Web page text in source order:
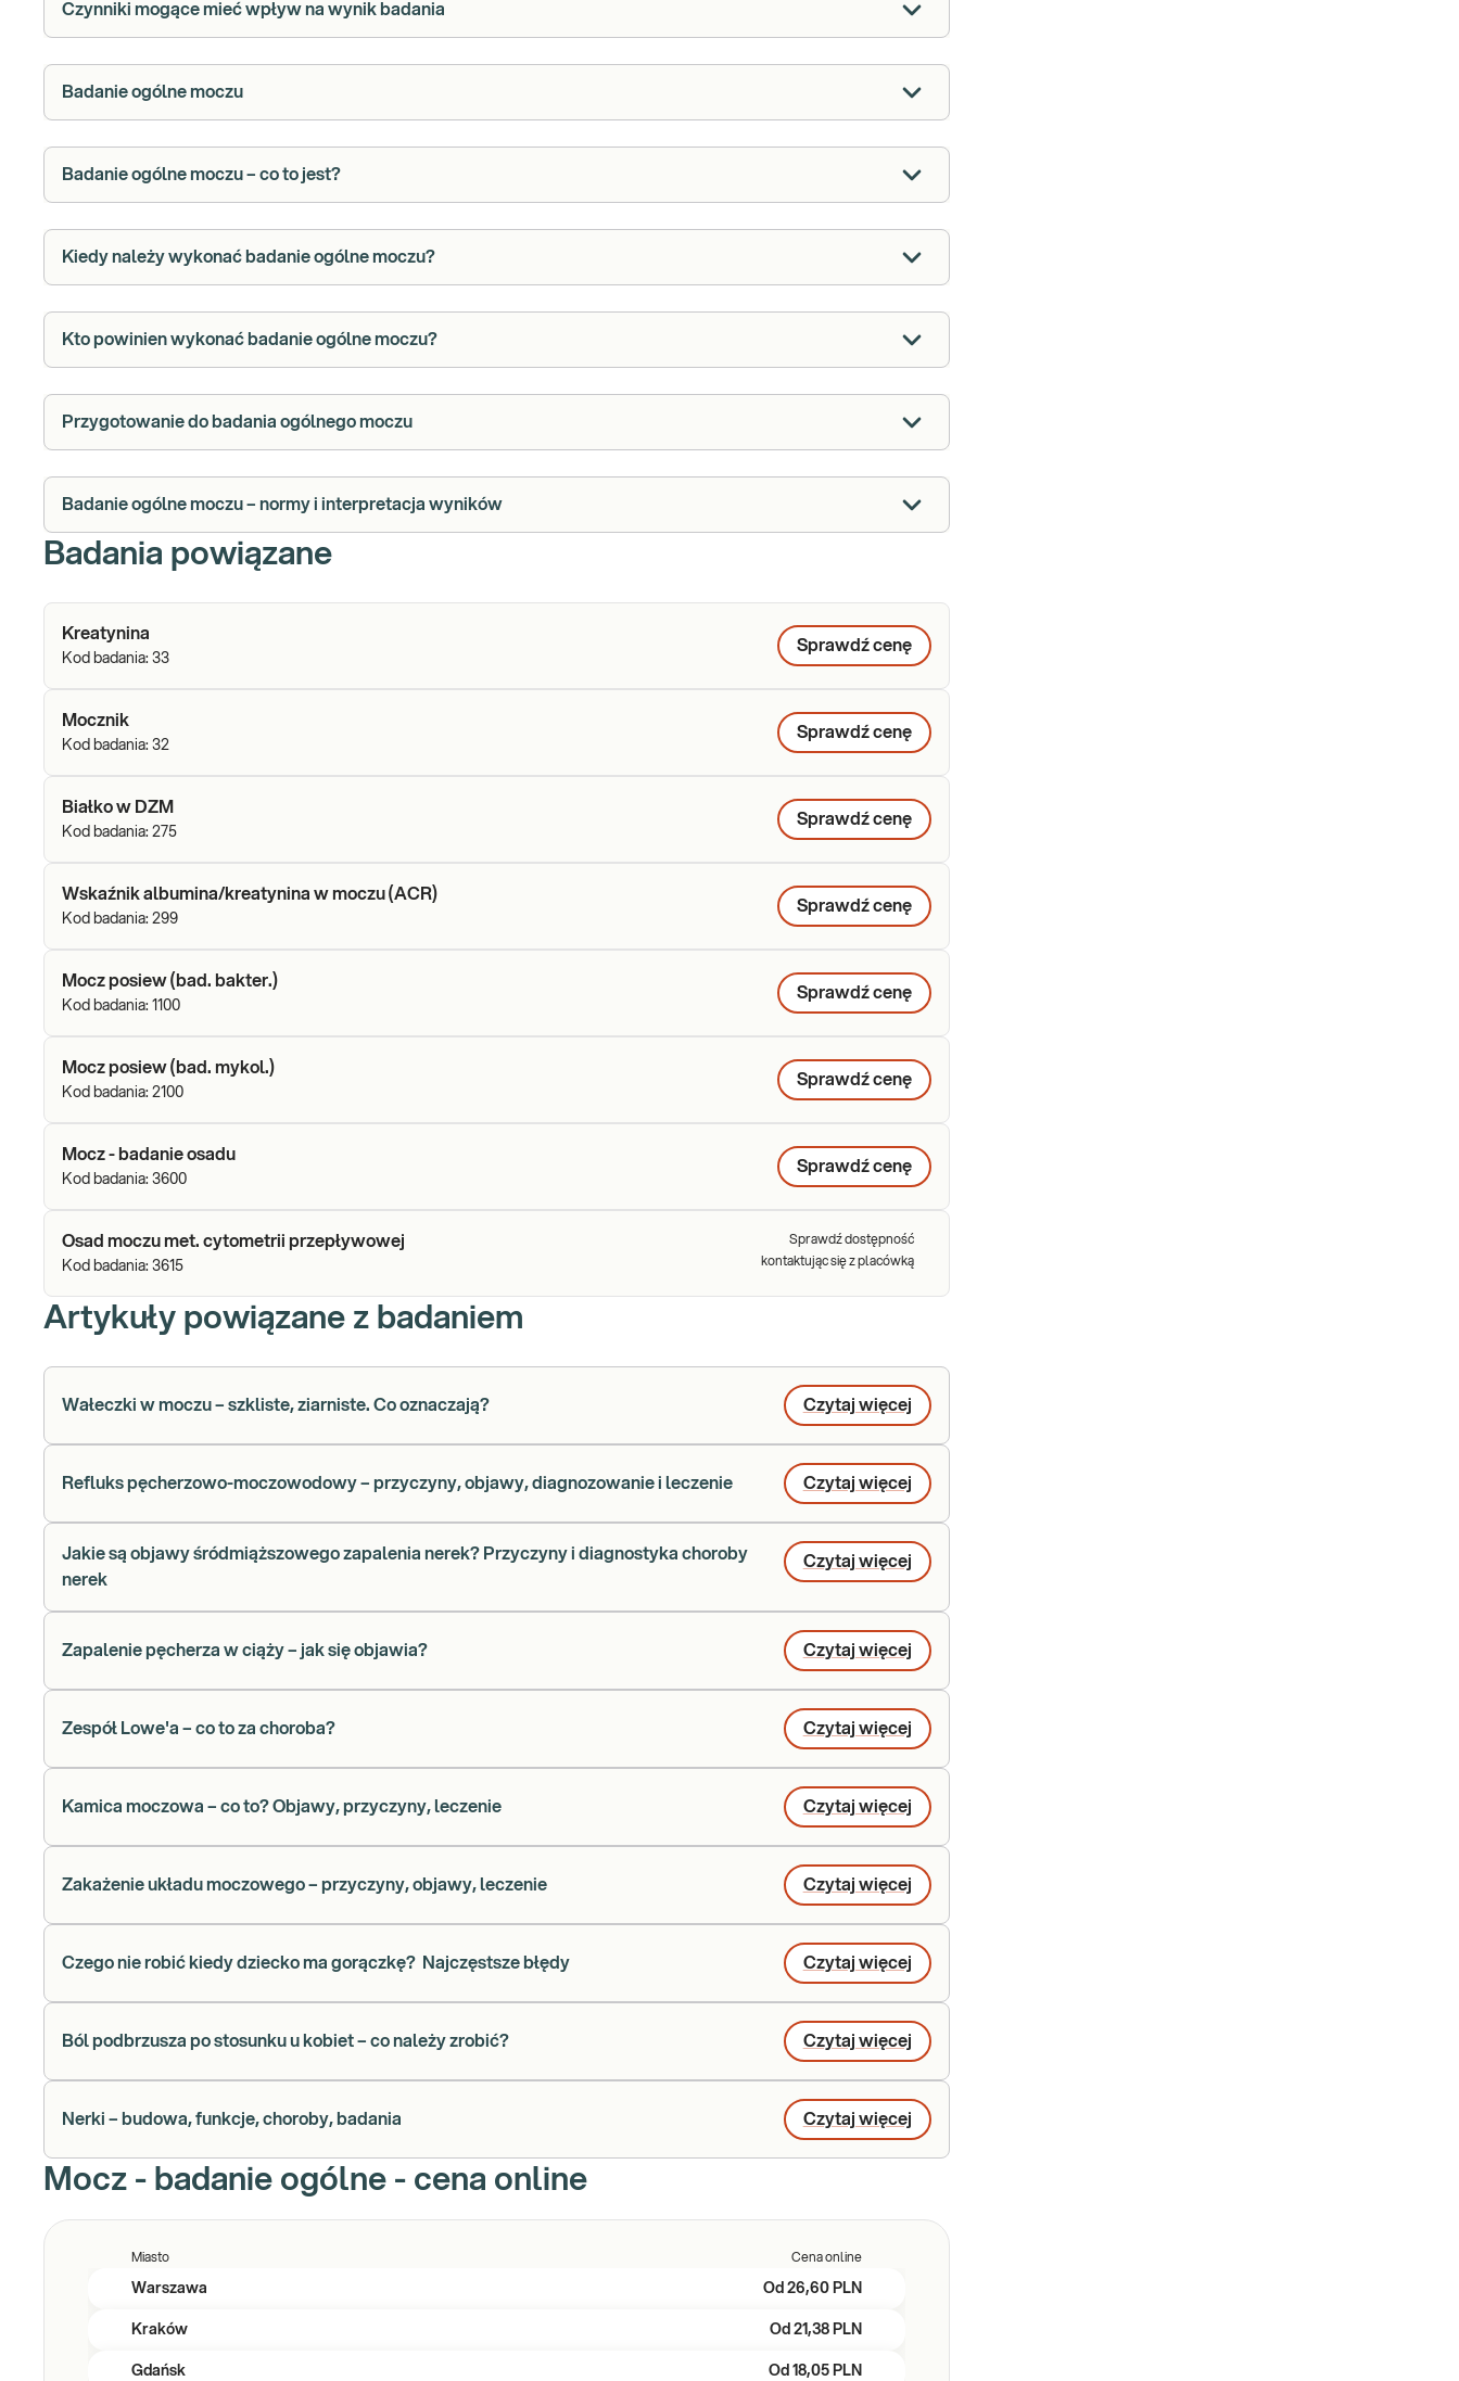
Czynniki mogące mieć wpływ na wynik badania
Badanie ogólne moczu
Badanie ogólne moczu – co to jest?
Kiedy należy wykonać badanie ogólne moczu?
Kto powinien wykonać badanie ogólne moczu?
Przygotowanie do badania ogólnego moczu
Badanie ogólne moczu – normy i interpretacja wyników
Badania powiązane
Kreatynina
Kod badania: 33
Sprawdź cenę
Mocznik
Kod badania: 32
Sprawdź cenę
Białko w DZM
Kod badania: 275
Sprawdź cenę
Wskaźnik albumina/kreatynina w moczu (ACR)
Kod badania: 299
Sprawdź cenę
Mocz posiew (bad. bakter.)
Kod badania: 1100
Sprawdź cenę
Mocz posiew (bad. mykol.)
Kod badania: 2100
Sprawdź cenę
Mocz - badanie osadu
Kod badania: 3600
Sprawdź cenę
Osad moczu met. cytometrii przepływowej
Kod badania: 3615
Sprawdź dostępność
kontaktując się z placówką
Artykuły powiązane z badaniem
Wałeczki w moczu – szkliste, ziarniste. Co oznaczają? Czytaj więcej
Refluks pęcherzowo-moczowodowy – przyczyny, objawy, diagnozowanie i leczenie Czytaj więcej
Jakie są objawy śródmiąższowego zapalenia nerek? Przyczyny i diagnostyka choroby
nerek
Czytaj więcej
Zapalenie pęcherza w ciąży – jak się objawia? Czytaj więcej
Zespół Lowe'a – co to za choroba? Czytaj więcej
Kamica moczowa – co to? Objawy, przyczyny, leczenie Czytaj więcej
Zakażenie układu moczowego – przyczyny, objawy, leczenie Czytaj więcej
Czego nie robić kiedy dziecko ma gorączkę? Najczęstsze błędy Czytaj więcej
Ból podbrzusza po stosunku u kobiet – co należy zrobić? Czytaj więcej
Nerki – budowa, funkcje, choroby, badania Czytaj więcej
Mocz - badanie ogólne - cena online
Miasto Cena online
Warszawa Od 26,60 PLN
Kraków Od 21,38 PLN
Gdańsk Od 18,05 PLN